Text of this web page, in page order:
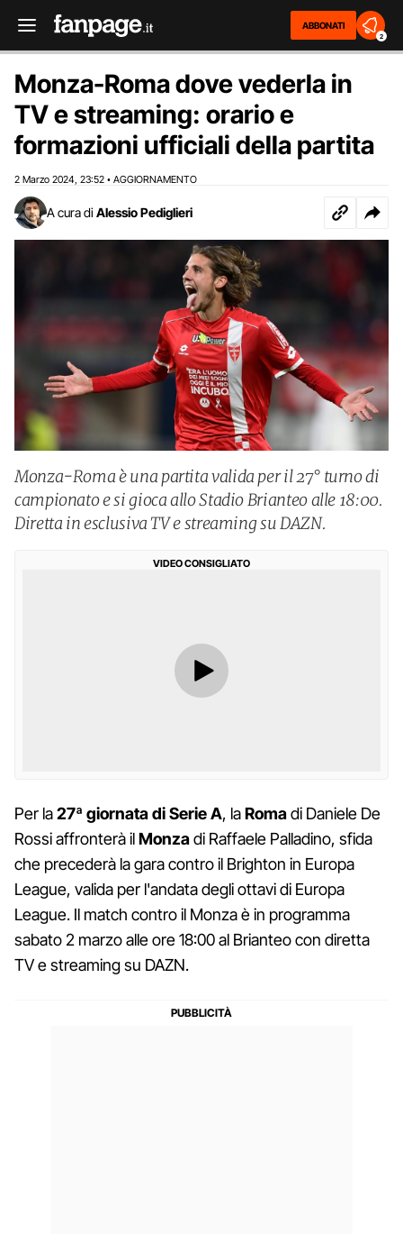
ABBONATI
2
Monza-Roma dove vederla in
TV e streaming: orario e
formazioni ufficiali della partita
2 Marzo 2024 23:52 • AGGIORNAMENTO
A cura di Alessio Pediglieri
Monza-Roma è una partita valida per il 27° turno di
campionato e si gioca allo Stadio Brianteo alle 18:00.
Diretta in esclusiva TV e streaming su DAZN.
VIDEO CONSIGLIATO
Per la27ª giornata di Serie A, laRomadi Daniele De
Rossi affronterà ilMonzadi Raffaele Palladino, sfida
che precederà la gara contro il Brighton in Europa
League, valida per l'andata degli ottavi di Europa
League. Il match contro il Monza è in programma
sabato 2 marzo alle ore 18:00 al Brianteo con diretta
TV e streaming su DAZN.